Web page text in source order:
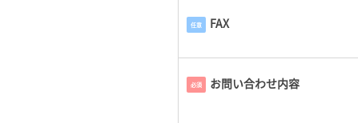
任意 FAX
必須 お問い合わせ内容